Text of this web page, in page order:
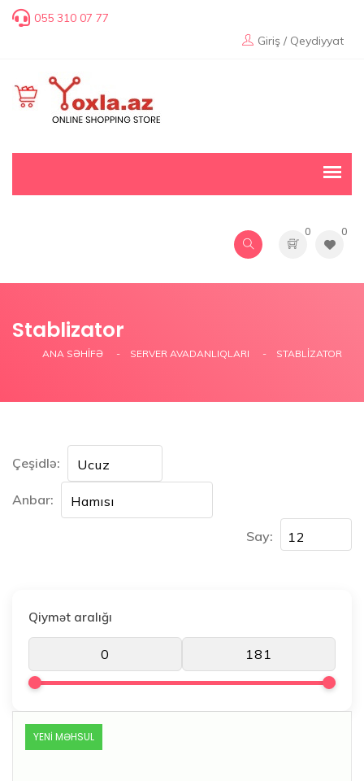
055 310 07 77
Giriş / Qeydiyyat
0 0
Stablizator
ANA SƏHIFƏ SERVER AVADANLIQLARI STABLIZATOR
Çeşidlə:
Anbar:
Say:
Qiymət aralığı
YENİ MƏHSUL